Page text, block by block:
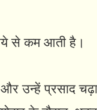
से कम आती है।
उन्हें प्रसाद